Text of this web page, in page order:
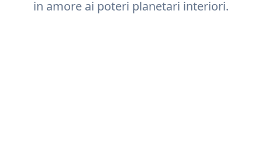
in amore ai poteri planetari interiori.